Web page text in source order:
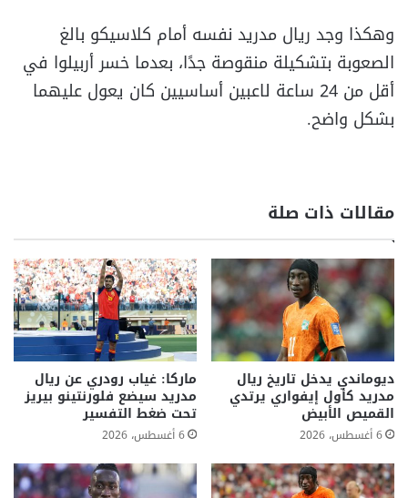
وهكذا وجد ريال مدريد نفسه أمام كلاسيكو بالغ
الصعوبة بتشكيلة منقوصة جدًا، بعدما خسر أربيلوا في
أقل من 24 ساعة لاعبين أساسيين كان يعول عليهما
بشكل واضح.
مقالات ذات صلة
ديوماندي يدخل تاريخ ريال
مدريد كأول إيفواري يرتدي
القميص الأبيض
6 أغسطس، 2026
ماركا: غياب رودري عن ريال
مدريد سيضع فلورنتينو بيريز
تحت ضغط التفسير
6 أغسطس، 2026